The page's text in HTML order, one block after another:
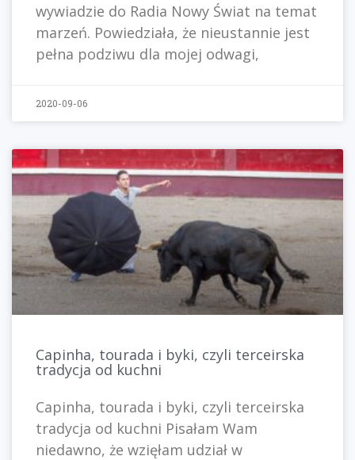
wywiadzie do Radia Nowy Świat na temat
marzeń. Powiedziała, że nieustannie jest
pełna podziwu dla mojej odwagi,
2020-09-06
Capinha, tourada i byki, czyli terceirska
tradycja od kuchni
Capinha, tourada i byki, czyli terceirska
tradycja od kuchni Pisałam Wam
niedawno, że wzięłam udział w